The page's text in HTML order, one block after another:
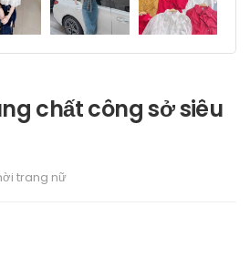
chất công sở siêu
trang nữ